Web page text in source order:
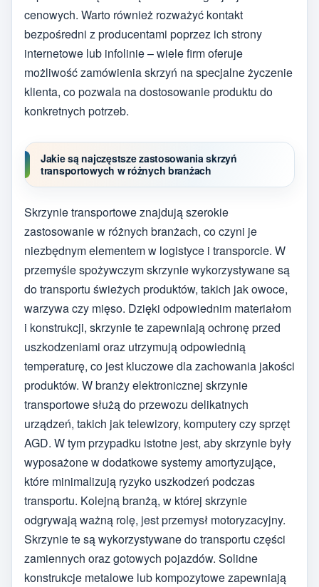
cenowych. Warto również rozważyć kontakt
bezpośredni z producentami poprzez ich strony
internetowe lub infolinie – wiele firm oferuje
możliwość zamówienia skrzyń na specjalne życzenie
klienta, co pozwala na dostosowanie produktu do
konkretnych potrzeb.
Jakie są najczęstsze zastosowania skrzyń
transportowych w różnych branżach
Skrzynie transportowe znajdują szerokie
zastosowanie w różnych branżach, co czyni je
niezbędnym elementem w logistyce i transporcie. W
przemyśle spożywczym skrzynie wykorzystywane są
do transportu świeżych produktów, takich jak owoce,
warzywa czy mięso. Dzięki odpowiednim materiałom
i konstrukcji, skrzynie te zapewniają ochronę przed
uszkodzeniami oraz utrzymują odpowiednią
temperaturę, co jest kluczowe dla zachowania jakości
produktów. W branży elektronicznej skrzynie
transportowe służą do przewozu delikatnych
urządzeń, takich jak telewizory, komputery czy sprzęt
AGD. W tym przypadku istotne jest, aby skrzynie były
wyposażone w dodatkowe systemy amortyzujące,
które minimalizują ryzyko uszkodzeń podczas
transportu. Kolejną branżą, w której skrzynie
odgrywają ważną rolę, jest przemysł motoryzacyjny.
Skrzynie te są wykorzystywane do transportu części
zamiennych oraz gotowych pojazdów. Solidne
konstrukcje metalowe lub kompozytowe zapewniają